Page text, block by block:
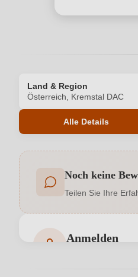
Land & Region
Österreich, Kremstal DAC
Alle Details
Allergene
Geschmack
adresse
Noch keine
Teilen Sie Ihre
Anmelden